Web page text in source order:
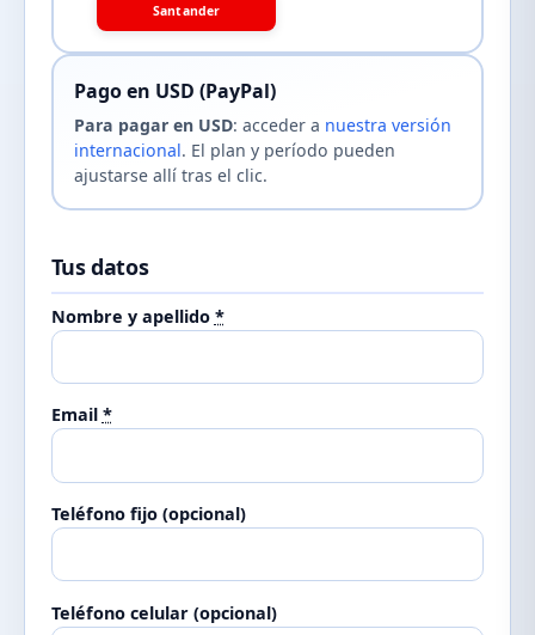
Santander
Pago en USD (PayPal)
Para pagar en USD: acceder a nuestra versión
internacional. El plan y período pueden
ajustarse allí tras el clic.
Tus datos
Nombre y apellido *
Email *
Teléfono fijo (opcional)
Teléfono celular (opcional)